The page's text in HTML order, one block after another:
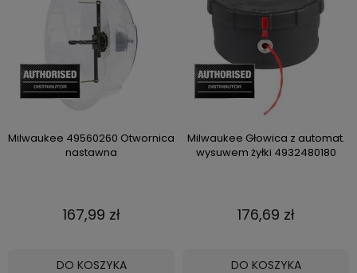
Milwaukee 49560260 Otwornica
nastawna
167,99 zł
DO KOSZYKA
Milwaukee Głowica z automat.
wysuwem żyłki 4932480180
176,69 zł
DO KOSZYKA